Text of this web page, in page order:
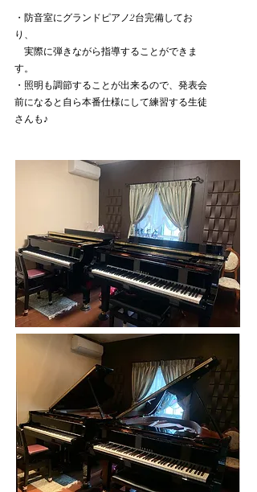
・防音室にグランドピアノ2台完備してお
り、
実際に弾きながら指導することができま
す。
・照明も調節することが出来るので、発表会
前になると自ら本番仕様にして練習する生徒
さんも♪